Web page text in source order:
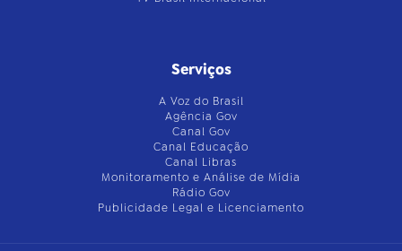
Serviços
A Voz do Brasil
Agência Gov
Canal Gov
Canal Educação
Canal Libras
Monitoramento e Análise de Mídia
Rádio Gov
Publicidade Legal e Licenciamento